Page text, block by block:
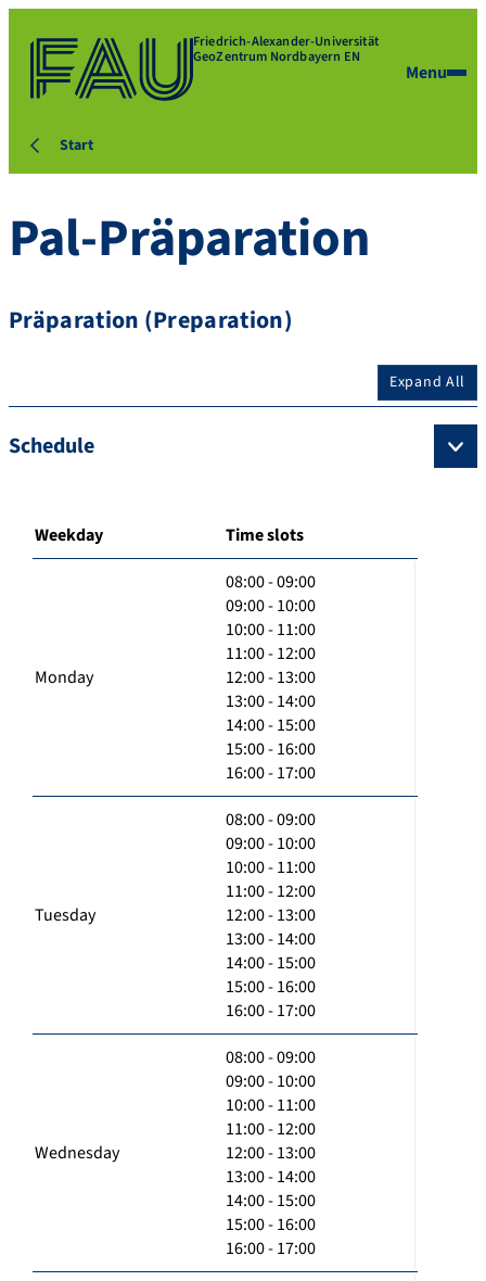
Friedrich-Alexander-Universität
GeoZentrum Nordbayern EN
Menu
Start
Pal-Präparation
Präparation (Preparation)
Expand All
Schedule
Weekday Time slots
Monday
08:00 - 09:00
09:00 - 10:00
10:00 - 11:00
11:00 - 12:00
12:00 - 13:00
13:00 - 14:00
14:00 - 15:00
15:00 - 16:00
16:00 - 17:00
Tuesday
08:00 - 09:00
09:00 - 10:00
10:00 - 11:00
11:00 - 12:00
12:00 - 13:00
13:00 - 14:00
14:00 - 15:00
15:00 - 16:00
16:00 - 17:00
Wednesday
08:00 - 09:00
09:00 - 10:00
10:00 - 11:00
11:00 - 12:00
12:00 - 13:00
13:00 - 14:00
14:00 - 15:00
15:00 - 16:00
16:00 - 17:00